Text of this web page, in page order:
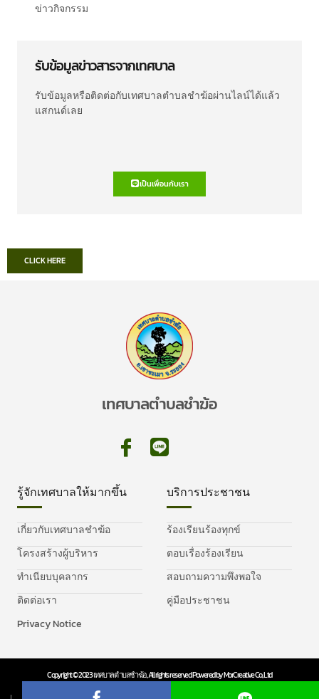
ข่าวกิจกรรม
รับข้อมูลข่าวสารจากเทศบาล
รับข้อมูลหรือติดต่อกับเทศบาลตำบลชำฆ้อผ่านไลน์ได้แล้ว
แสกนด์เลย
เป็นเพื่อนกับเรา
CLICK HERE
เทศบาลตำบลชำฆ้อ
รู้จักเทศบาลให้มากขึ้น
เกี่ยวกับเทศบาลชำฆ้อ
โครงสร้างผู้บริหาร
ทำเนียบบุคลากร
ติดต่อเรา
Privacy Notice
บริการประชาชน
ร้องเรียนร้องทุกข์
ตอบเรื่องร้องเรียน
สอบถามความพึงพอใจ
คู่มือประชาชน
Copyright © 2023 เทศบาลตำบลชำฆ้อ, All rights reserved. Powered by MorCreative Co., Ltd